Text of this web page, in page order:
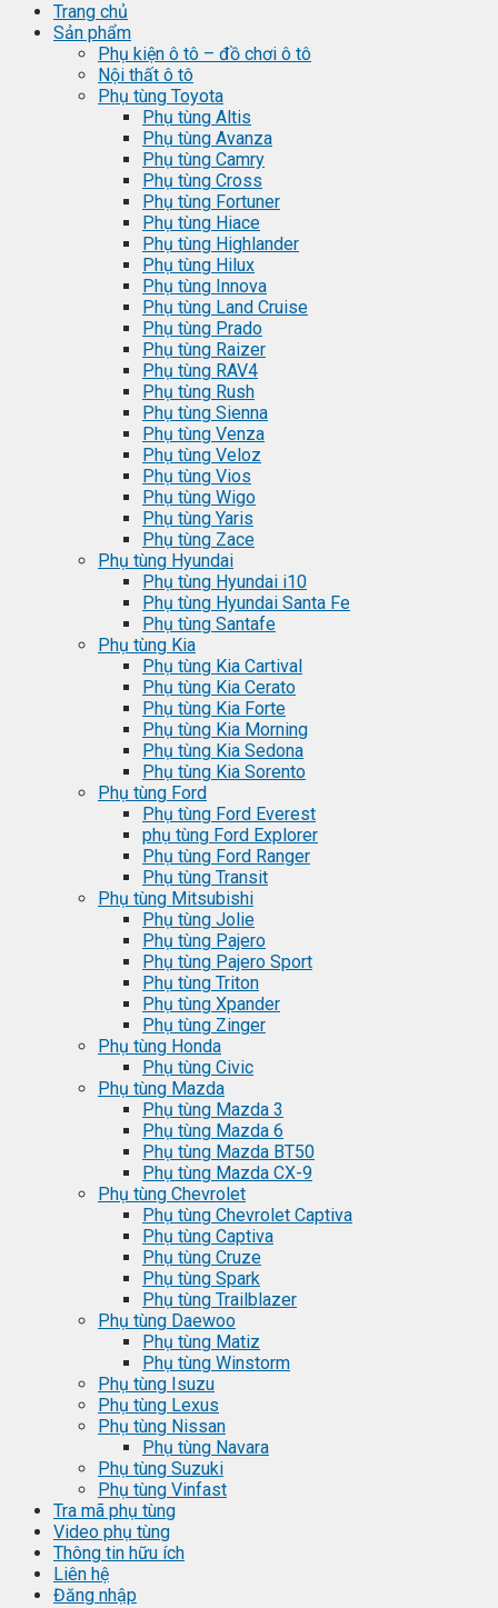
Trang chủ
Sản phẩm
Phụ kiện ô tô – đồ chơi ô tô
Nội thất ô tô
Phụ tùng Toyota
Phụ tùng Altis
Phụ tùng Avanza
Phụ tùng Camry
Phụ tùng Cross
Phụ tùng Fortuner
Phụ tùng Hiace
Phụ tùng Highlander
Phụ tùng Hilux
Phụ tùng Innova
Phụ tùng Land Cruise
Phụ tùng Prado
Phụ tùng Raizer
Phụ tùng RAV4
Phụ tùng Rush
Phụ tùng Sienna
Phụ tùng Venza
Phụ tùng Veloz
Phụ tùng Vios
Phụ tùng Wigo
Phụ tùng Yaris
Phụ tùng Zace
Phụ tùng Hyundai
Phụ tùng Hyundai i10
Phụ tùng Hyundai Santa Fe
Phụ tùng Santafe
Phụ tùng Kia
Phụ tùng Kia Cartival
Phụ tùng Kia Cerato
Phụ tùng Kia Forte
Phụ tùng Kia Morning
Phụ tùng Kia Sedona
Phụ tùng Kia Sorento
Phụ tùng Ford
Phụ tùng Ford Everest
phụ tùng Ford Explorer
Phụ tùng Ford Ranger
Phụ tùng Transit
Phụ tùng Mitsubishi
Phụ tùng Jolie
Phụ tùng Pajero
Phụ tùng Pajero Sport
Phụ tùng Triton
Phụ tùng Xpander
Phụ tùng Zinger
Phụ tùng Honda
Phụ tùng Civic
Phụ tùng Mazda
Phụ tùng Mazda 3
Phụ tùng Mazda 6
Phụ tùng Mazda BT50
Phụ tùng Mazda CX-9
Phụ tùng Chevrolet
Phụ tùng Chevrolet Captiva
Phụ tùng Captiva
Phụ tùng Cruze
Phụ tùng Spark
Phụ tùng Trailblazer
Phụ tùng Daewoo
Phụ tùng Matiz
Phụ tùng Winstorm
Phụ tùng Isuzu
Phụ tùng Lexus
Phụ tùng Nissan
Phụ tùng Navara
Phụ tùng Suzuki
Phụ tùng Vinfast
Tra mã phụ tùng
Video phụ tùng
Thông tin hữu ích
Liên hệ
Đăng nhập